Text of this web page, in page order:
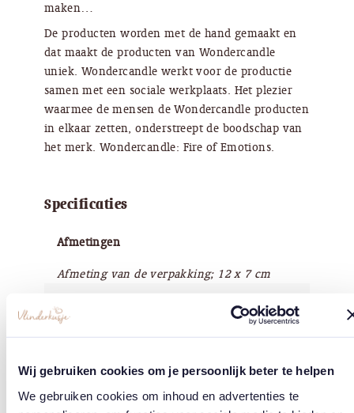
Wij gebruiken cookies om je persoonlijk beter te helpen
We gebruiken cookies om inhoud en advertenties te
maken…
De producten worden met de hand gemaakt en
dat maakt de producten van Wondercandle
uniek. Wondercandle werkt voor de productie
samen met een sociale werkplaats. Het plezier
waarmee de mensen de Wondercandle producten
in elkaar zetten, onderstreept de boodschap van
het merk. Wondercandle: Fire of Emotions.
Specificaties
Afmetingen
Afmeting van de verpakking; 12 x 7 cm
Waarden
Handgemaakt in Duitsland, dierproefvrij, sociaalgoed
Merk
Wondercandle®